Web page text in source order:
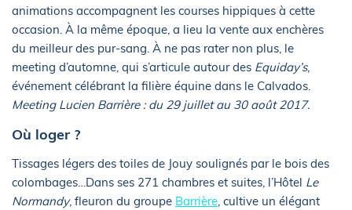
animations accompagnent les courses hippiques à cette
occasion. À la même époque, a lieu la vente aux enchères
du meilleur des pur-sang. À ne pas rater non plus, le
meeting d’automne, qui s’articule autour des Equiday’s,
événement célébrant la filière équine dans le Calvados.
Meeting Lucien Barrière : du 29 juillet au 30 août 2017.
Où loger ?
Tissages légers des toiles de Jouy soulignés par le bois des
colombages…Dans ses 271 chambres et suites, l’Hôtel Le
Normandy, fleuron du groupe Barrière, cultive un élégant